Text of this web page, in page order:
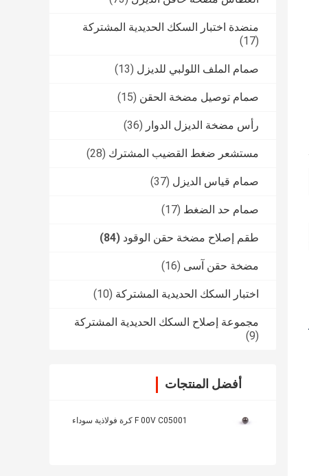
منضدة اختبار السكك الحديدية المشتركة
(17)
صمام الملف اللولبي للديزل (13)
صمام توصيل مضخة الحقن (15)
رأس مضخة الديزل الدوار (36)
مستشعر ضغط القضيب المشترك (28)
صمام قياس الديزل (37)
صمام حد الضغط (17)
طقم إصلاح مضخة حقن الوقود (84)
مضخة حقن آسى (16)
اختبار السكك الحديدية المشتركة (10)
مجموعة إصلاح السكك الحديدية المشتركة
(9)
أفضل المنتجات
F 00V C05001 كرة فولاذية سوداء